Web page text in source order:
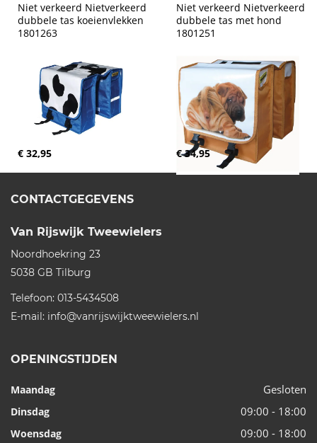
Niet verkeerd Nietverkeerd
dubbele tas koeienvlekken
1801263
€ 32,95
Niet verkeerd Nietverkeerd
dubbele tas met hond
1801251
€ 34,95
CONTACTGEGEVENS
Van Rijswijk Tweewielers
Noordhoekring 23
5038 GB Tilburg
Telefoon: 013-5434508
E-mail: info@vanrijswijktweewielers.nl
OPENINGSTIJDEN
Maandag Gesloten
Dinsdag 09:00 - 18:00
Woensdag 09:00 - 18:00